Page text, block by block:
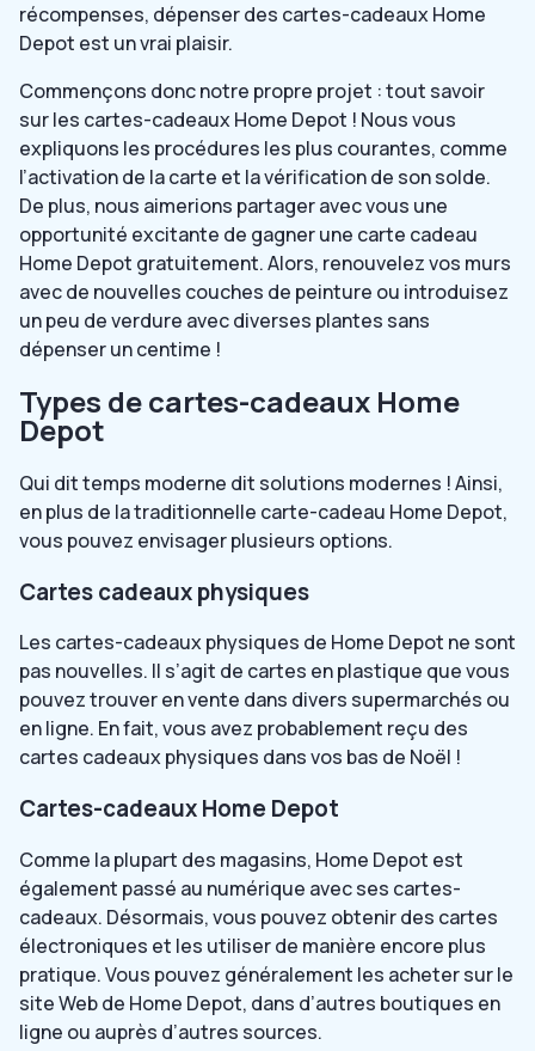
récompenses, dépenser des cartes-cadeaux Home
Depot est un vrai plaisir.
Commençons donc notre propre projet : tout savoir
sur les cartes-cadeaux Home Depot ! Nous vous
expliquons les procédures les plus courantes, comme
l’activation de la carte et la vérification de son solde.
De plus, nous aimerions partager avec vous une
opportunité excitante de gagner une carte cadeau
Home Depot gratuitement. Alors, renouvelez vos murs
avec de nouvelles couches de peinture ou introduisez
un peu de verdure avec diverses plantes sans
dépenser un centime !
Types de cartes-cadeaux Home
Depot
Qui dit temps moderne dit solutions modernes ! Ainsi,
en plus de la traditionnelle carte-cadeau Home Depot,
vous pouvez envisager plusieurs options.
Cartes cadeaux physiques
Les cartes-cadeaux physiques de Home Depot ne sont
pas nouvelles. Il s’agit de cartes en plastique que vous
pouvez trouver en vente dans divers supermarchés ou
en ligne. En fait, vous avez probablement reçu des
cartes cadeaux physiques dans vos bas de Noël !
Cartes-cadeaux Home Depot
Comme la plupart des magasins, Home Depot est
également passé au numérique avec ses cartes-
cadeaux. Désormais, vous pouvez obtenir des cartes
électroniques et les utiliser de manière encore plus
pratique. Vous pouvez généralement les acheter sur le
site Web de Home Depot, dans d’autres boutiques en
ligne ou auprès d’autres sources.